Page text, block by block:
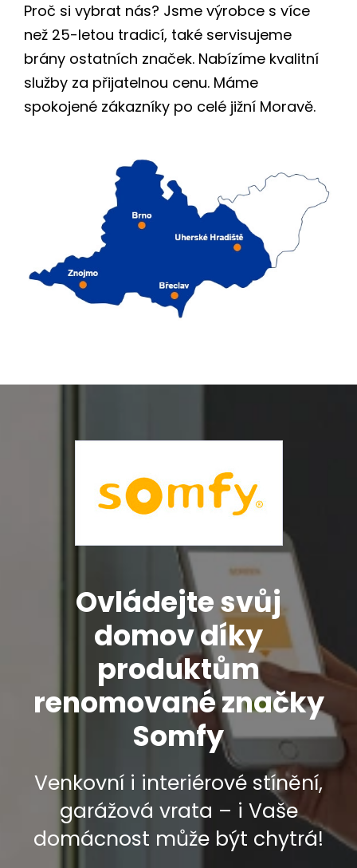
Proč si vybrat nás? Jsme výrobce s více
než 25-letou tradicí, také servisujeme
brány ostatních značek. Nabízíme kvalitní
služby za přijatelnou cenu. Máme
spokojené zákazníky po celé jižní Moravě.
Ovládejte svůj
domov díky
produktům
renomované značky
Somfy
Venkovní i interiérové stínění,
garážová vrata – i Vaše
domácnost může být chytrá!